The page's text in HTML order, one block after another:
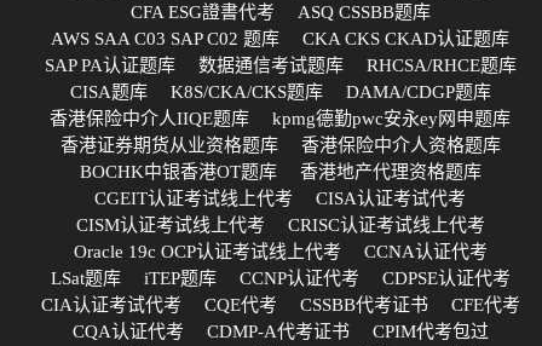
CFA ESG證書代考
ASQ CSSBB题库
AWS SAA C03 SAP C02 题库
CKA CKS CKAD认证题库
SAP PA认证题库
数据通信考试题库
RHCSA/RHCE题库
CISA题库
K8S/CKA/CKS题库
DAMA/CDGP题库
香港保险中介人IIQE题库
kpmg德勤pwc安永ey网申题库
香港证券期货从业资格题库
香港保险中介人资格题库
BOCHK中银香港OT题库
香港地产代理资格题库
CGEIT认证考试线上代考
CISA认证考试代考
CISM认证考试线上代考
CRISC认证考试线上代考
Oracle 19c OCP认证考试线上代考
CCNA认证代考
LSat题库
iTEP题库 CCNP认证代考
CDPSE认证代考
CIA认证考试代考
CQE代考 CSSBB代考证书
CFE代考
CQA认证代考
CDMP-A代考证书
CPIM代考包过